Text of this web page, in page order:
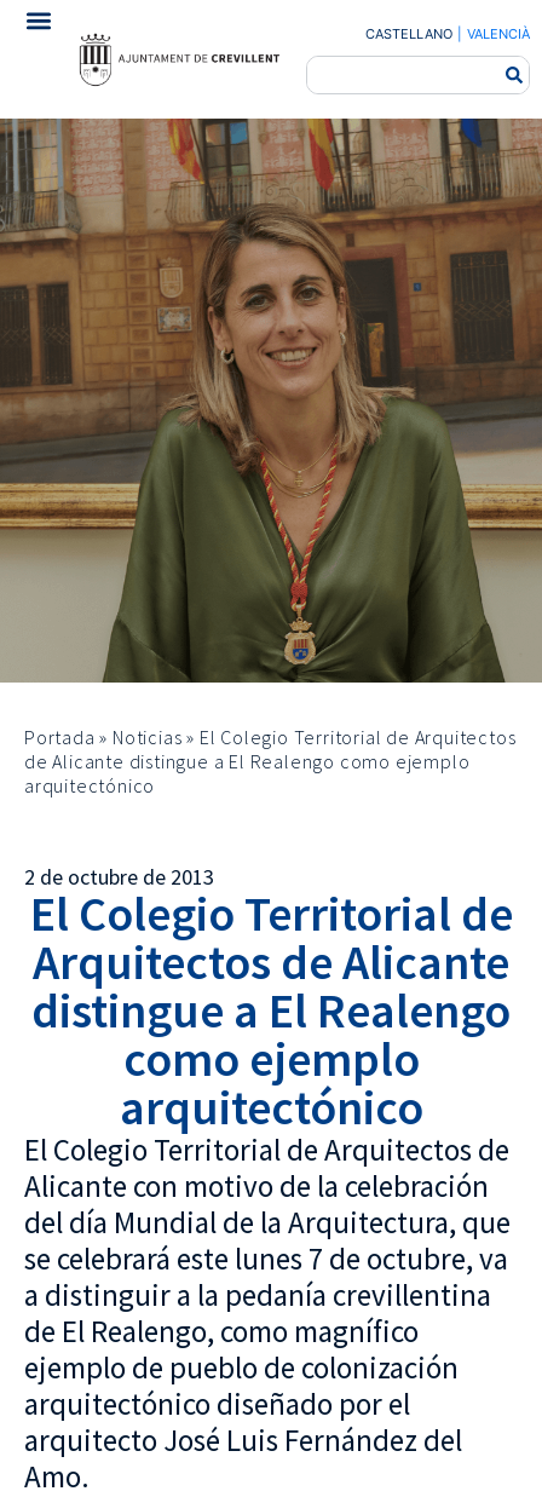
CASTELLANO VALENCIÀ
Portada » Noticias » El Colegio Territorial de Arquitectos
de Alicante distingue a El Realengo como ejemplo
arquitectónico
2 de octubre de 2013
El Colegio Territorial de
Arquitectos de Alicante
distingue a El Realengo
como ejemplo
arquitectónico
El Colegio Territorial de Arquitectos de
Alicante con motivo de la celebración
del día Mundial de la Arquitectura, que
se celebrará este lunes 7 de octubre, va
a distinguir a la pedanía crevillentina
de El Realengo, como magnífico
ejemplo de pueblo de colonización
arquitectónico diseñado por el
arquitecto José Luis Fernández del
Amo.